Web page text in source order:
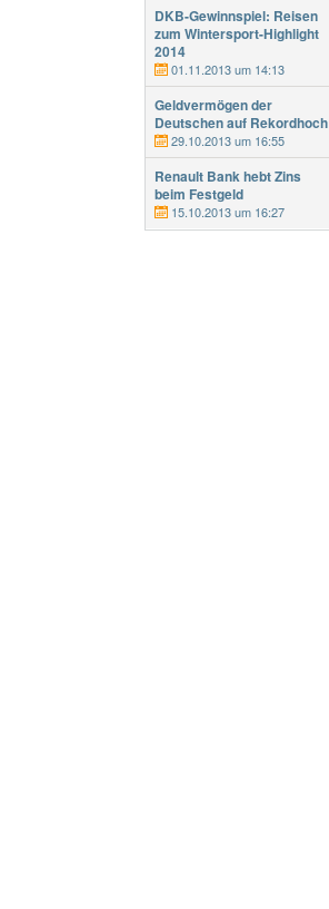
DKB-Gewinnspiel: Reisen
zum Wintersport-Highlight
2014
01.11.2013 um 14:13
Geldvermögen der
Deutschen auf Rekordhoch
29.10.2013 um 16:55
Renault Bank hebt Zins
beim Festgeld
15.10.2013 um 16:27